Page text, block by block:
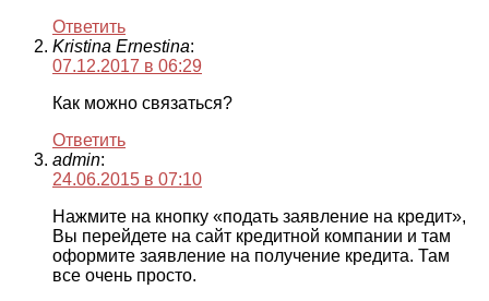
Ответить
Kristina Ernestina:
07.12.2017 в 06:29
Как можно связаться?
Ответить
admin:
24.06.2015 в 07:10
Нажмите на кнопку «подать заявление на кредит»,
Вы перейдете на сайт кредитной компании и там
оформите заявление на получение кредита. Там
все очень просто.